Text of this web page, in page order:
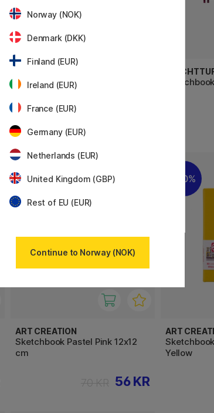
Sketchbook Square
20%
ART CREATION
Sketchbook Pastel Pink 12x12
cm
56 KR
30%
ART
Yellow
Norway (NOK)
Denmark (DKK)
Finland (EUR)
Ireland (EUR)
France (EUR)
Germany (EUR)
Netherlands (EUR)
United Kingdom (GBP)
Rest of EU (EUR)
Continue to Norway (NOK)